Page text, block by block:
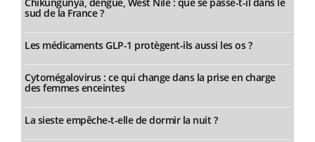
sud de la France ?
Les médicaments GLP-1 protègent-ils aussi les os ?
Cytomégalovirus : ce qui change dans la prise en charge
des femmes enceintes
La sieste empêche-t-elle de dormir la nuit ?